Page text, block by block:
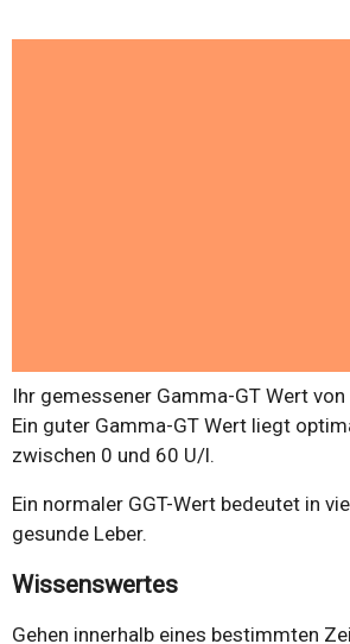
Ihr gemessener Gamma-GT Wert
Ein guter Gamma-GT Wert liegt
zwischen 0 und 60 U/l.
Ein normaler GGT-Wert bedeutet in
gesunde Leber.
Wissenswertes
Gehen innerhalb eines bestimmten